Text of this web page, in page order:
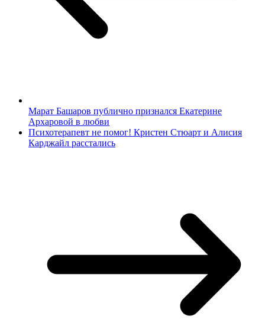
Марат Башаров публично признался Екатерине
Архаровой в любви
Психотерапевт не помог! Кристен Стюарт и Алисия
Карджайл расстались